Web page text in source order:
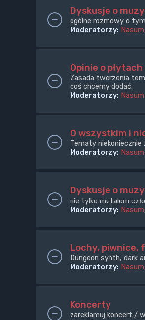
Dyskusje o
ogólne rozmowy o
Moderatorzy: Nasum,
Opinie o płytach
Zasada tworzenia
coś chcemy dodać.
Moderatorzy: Nasum,
O wszystkim i
Tematy niekoniecznie
Moderatorzy: Nasum,
Dyskusje o
nie tylko metalem
Moderatorzy: Nasum,
Lochy, piwnice,
Dungeon synth, dark
Moderatorzy: Nasum,
Koncerty
zareklamuj koncert /